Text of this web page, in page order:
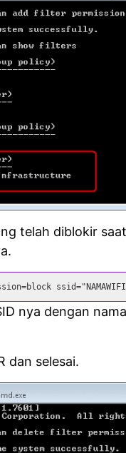
telah diblokir
nya dengan
dan selesai.